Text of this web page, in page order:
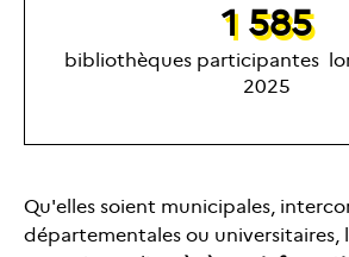
1 585
bibliothèques participantes
2025
Qu'elles soient municipales,
départementales ou universitaires,